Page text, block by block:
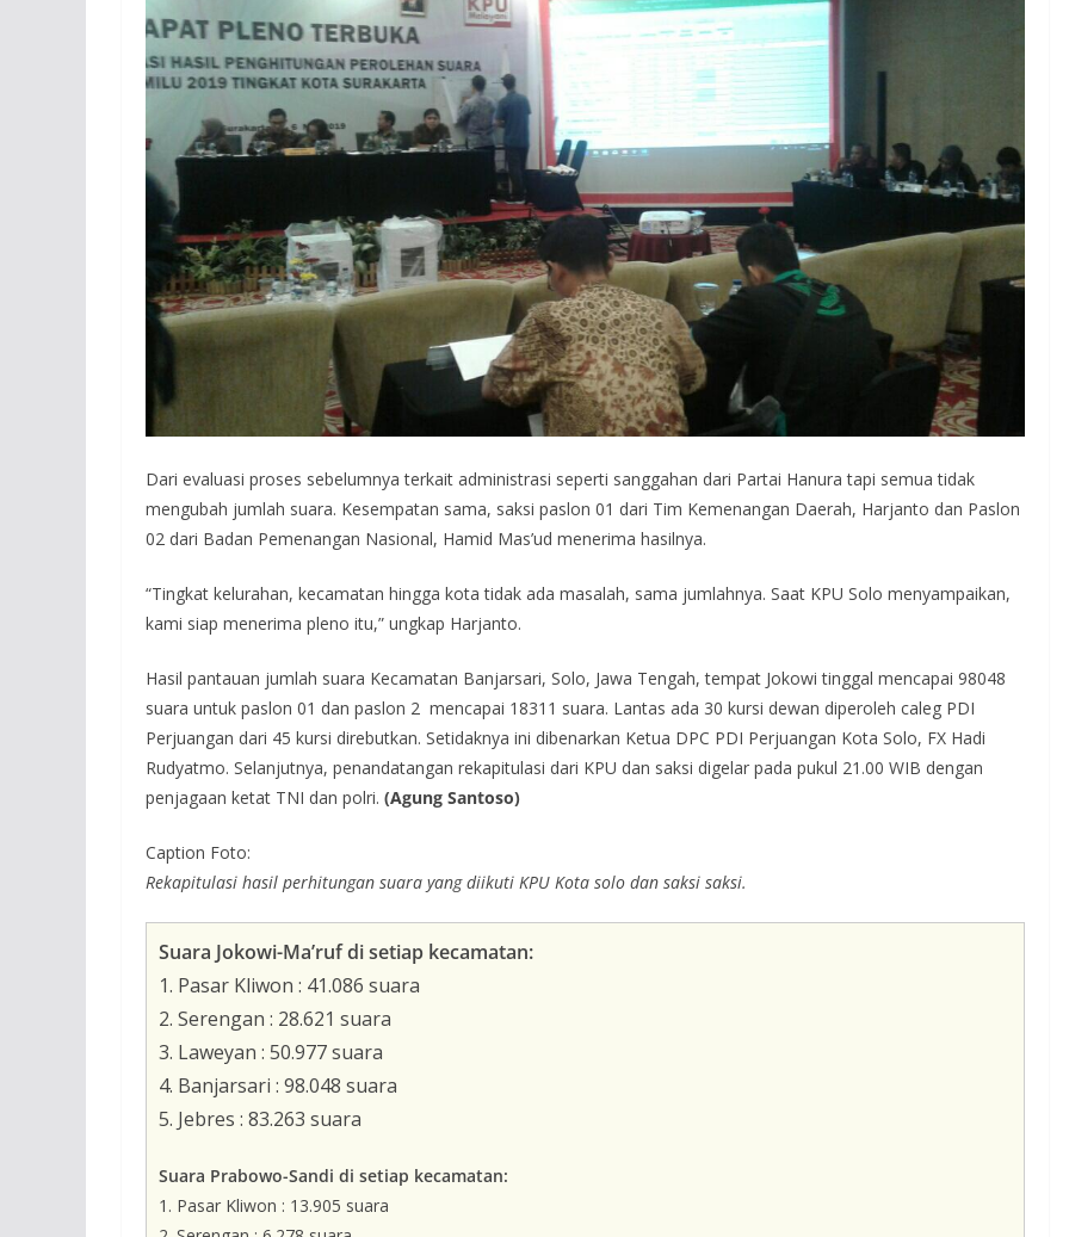
Dari evaluasi proses sebelumnya terkait administrasi seperti sanggahan dari Partai Hanura tapi semua tidak
mengubah jumlah suara. Kesempatan sama, saksi paslon 01 dari Tim Kemenangan Daerah, Harjanto dan Paslon
02 dari Badan Pemenangan Nasional, Hamid Mas’ud menerima hasilnya.
“Tingkat kelurahan, kecamatan hingga kota tidak ada masalah, sama jumlahnya. Saat KPU Solo menyampaikan,
kami siap menerima pleno itu,” ungkap Harjanto.
Hasil pantauan jumlah suara Kecamatan Banjarsari, Solo, Jawa Tengah, tempat Jokowi tinggal mencapai 98048
suara untuk paslon 01 dan paslon 2 mencapai 18311 suara. Lantas ada 30 kursi dewan diperoleh caleg PDI
Perjuangan dari 45 kursi direbutkan. Setidaknya ini dibenarkan Ketua DPC PDI Perjuangan Kota Solo, FX Hadi
Rudyatmo. Selanjutnya, penandatangan rekapitulasi dari KPU dan saksi digelar pada pukul 21.00 WIB dengan
penjagaan ketat TNI dan polri. (Agung Santoso)
Caption Foto:
Rekapitulasi hasil perhitungan suara yang diikuti KPU Kota solo dan saksi saksi.
Suara Jokowi-Ma’ruf di setiap kecamatan:
1. Pasar Kliwon : 41.086 suara
2. Serengan : 28.621 suara
3. Laweyan : 50.977 suara
4. Banjarsari : 98.048 suara
5. Jebres : 83.263 suara
Suara Prabowo-Sandi di setiap kecamatan:
1. Pasar Kliwon : 13.905 suara